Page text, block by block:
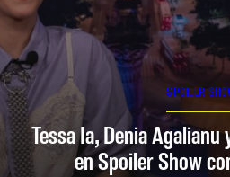
SPOILER
Tessa Ia, Denia
en Spoiler Show